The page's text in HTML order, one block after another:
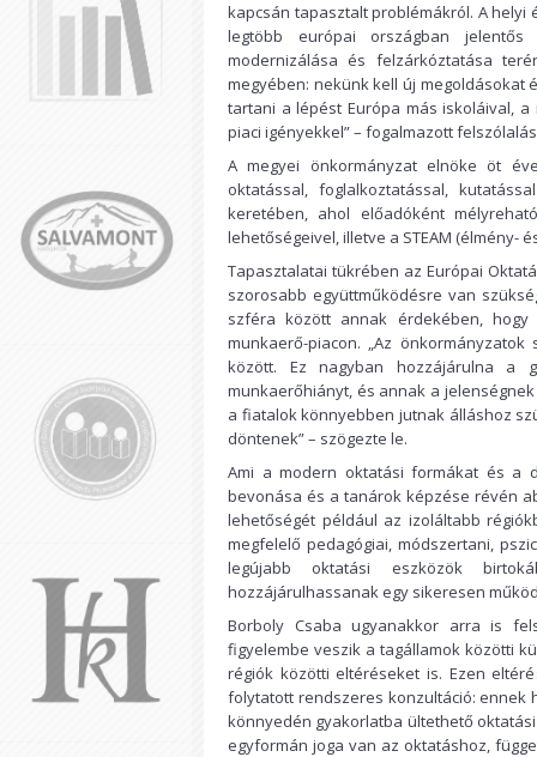
kapcsán tapasztalt problémákról. A helyi
legtöbb európai országban
modernizálása és felzárkóztatása
megyében: nekünk kell új
tartani a lépést Európa más iskoláival,
piaci igényekkel” – fogalmazott
A megyei önkormányzat elnöke öt
oktatással, foglalkoztatással,
keretében, ahol előadóként
lehetőségeivel, illetve a STEAM (élmény-
Tapasztalatai tükrében az Európai
szorosabb együttműködésre van
szféra között annak érdekében,
munkaerő-piacon. „Az
között. Ez nagyban hozzájárulna a
munkaerőhiányt, és annak a
a fiatalok könnyebben jutnak álláshoz
döntenek” – szögezte le.
Ami a modern oktatási formákat és a
bevonása és a tanárok képzése révén
lehetőségét például az izoláltabb
megfelelő pedagógiai, módszertani,
legújabb oktatási eszközök
hozzájárulhassanak egy sikeresen
Borboly Csaba ugyanakkor arra is
figyelembe veszik a tagállamok közötti
régiók közötti eltéréseket is. Ezen
folytatott rendszeres konzultáció: ennek
könnyedén gyakorlatba ültethető
egyformán joga van az oktatáshoz,